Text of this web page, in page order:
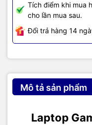
Tích điểm khi mua
cho lần mua sau.
Đổi trả hàng 14
Mô tả sản phẩm
Laptop
1x Cổng Type-A USB
1x Cổng HDMI™ 2.1
120Hz)
1x Cổng mạng RJ45
1x Jack cắm tai nghe/